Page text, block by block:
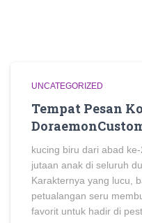
UNCATEGORIZED
Tempat Pesan
kucing biru dari abad
jutaan anak di seluruh
Karakternya yang lucu,
petualangan seru
favorit untuk hadir di